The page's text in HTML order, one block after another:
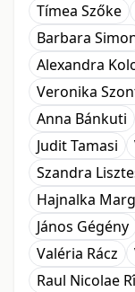
Tímea Szőke
Barbara
Alexandra
Veronika
Anna Bánkuti
Judit Tamasi
Szandra
Hajnalka
János Gégény
Valéria Rácz
Raul Nicolae